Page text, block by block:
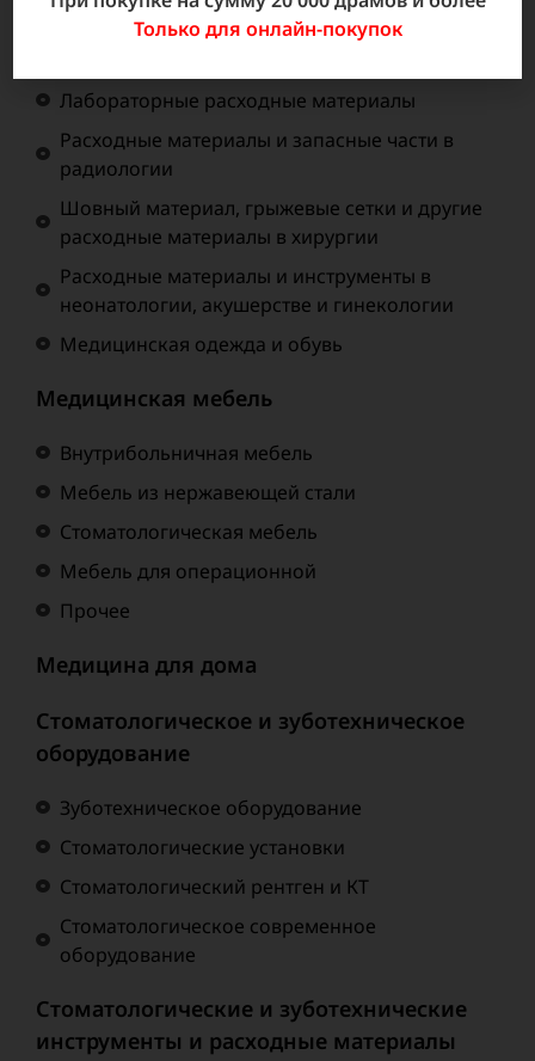
инструменты
Лабораторные расходные материалы
Расходные материалы и запасные части в
радиологии
Шовный материал, грыжевые сетки и другие
расходные материалы в хирургии
Расходные материалы и инструменты в
неонатологии, акушерстве и гинекологии
Медицинская одежда и обувь
Медицинская мебель
Внутрибольничная мебель
Мебель из нержавеющей стали
Стоматологическая мебель
Мебель для операционной
Прочее
Медицина для дома
Стоматологическое и зуботехническое
оборудование
Зуботехническое оборудование
Стоматологические установки
Стоматологический рентген и КТ
Стоматологическое современное
оборудование
Стоматологические и зуботехнические
инструменты и расходные материалы
Только для онлайн-покупок